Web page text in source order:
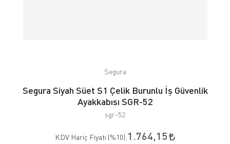
Segura
Segura Siyah Süet S1 Çelik Burunlu İş Güvenlik
Ayakkabısı SGR-52
sgr-52
KDV Hariç Fiyatı (%10):1.764,15